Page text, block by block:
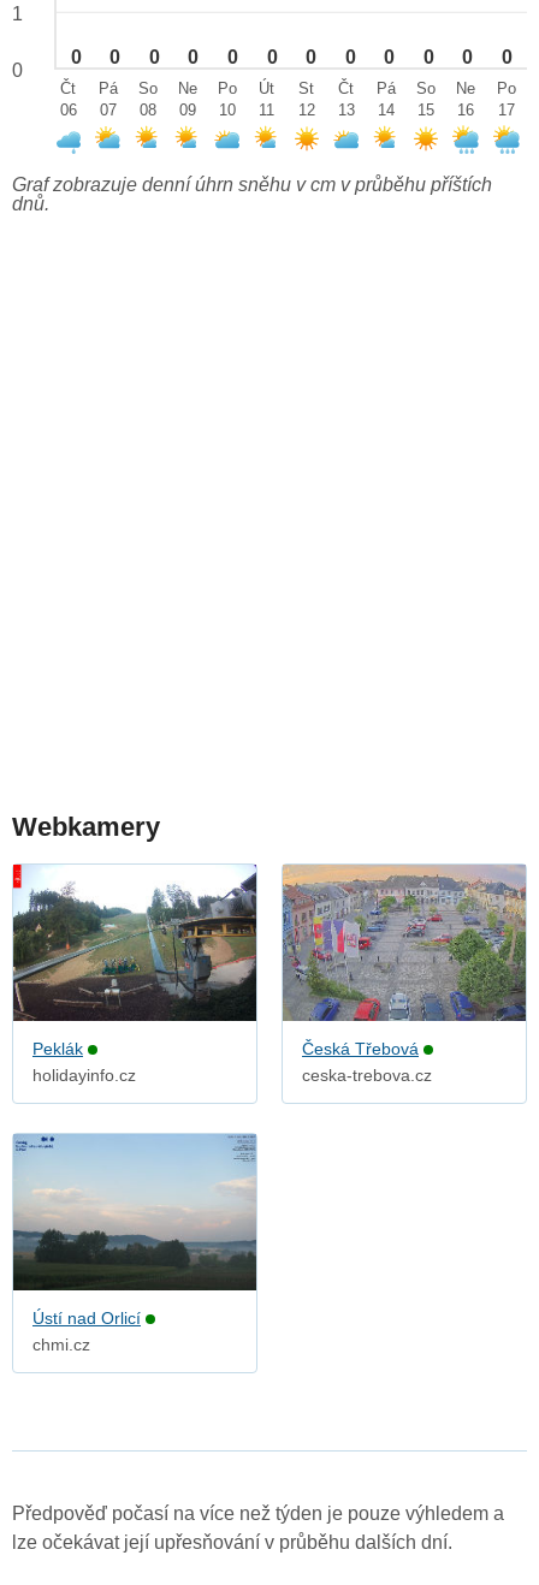
0 0 0 0 0 0 0 0 0 0 0 0
1
0
Čt
06
Pá
07
So
08
Ne
09
Po
10
Út
11
St
12
Čt
13
Pá
14
So
15
Ne
16
Po
17
Graf zobrazuje denní úhrn sněhu v cm v průběhu příštích
dnů.
Webkamery
Peklák
holidayinfo.cz
Česká Třebová
ceska-trebova.cz
Ústí nad Orlicí
chmi.cz
Předpověď počasí na více než týden je pouze výhledem a
lze očekávat její upřesňování v průběhu dalších dní.